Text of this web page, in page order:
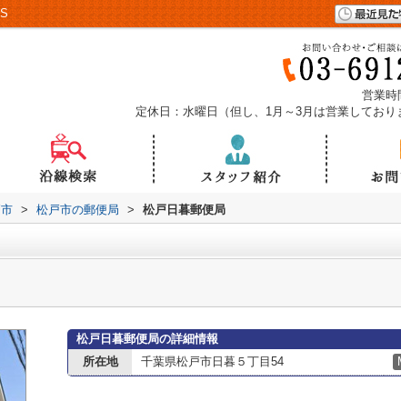
営業時
定休日：水曜日（但し、1月～3月は営業しており
> 松戸市の郵便局 > 松戸日暮郵便局
松戸日暮郵便局の詳細情報
所在地
千葉県松戸市日暮５丁目54